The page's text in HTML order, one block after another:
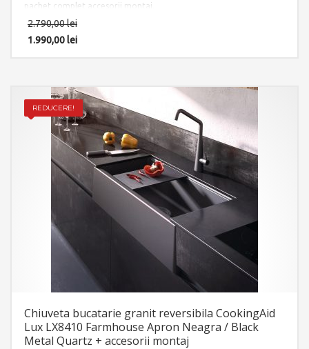
pachet complet accesorii montaj.
2.790,00lei
1.990,00lei
REDUCERE!
Chiuveta bucatarie granit reversibila CookingAid
Lux LX8410 Farmhouse Apron Neagra / Black
Metal Quartz + accesorii montaj